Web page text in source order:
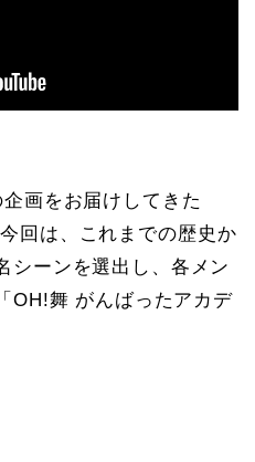
画をお届けしてきた
回は、これまでの歴史か
シーンを選出し、各メン
OH!舞 がんばったアカデ